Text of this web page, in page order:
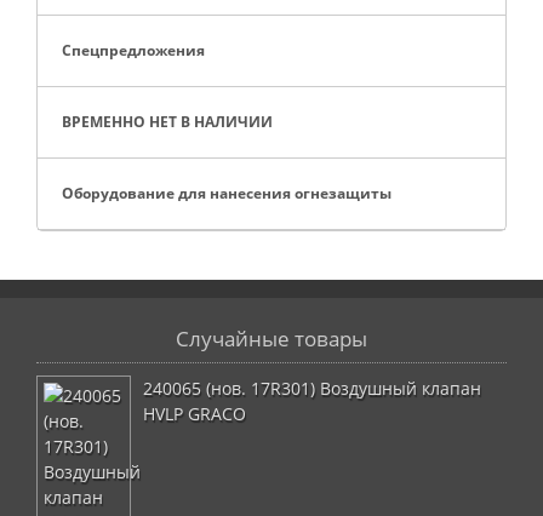
Спецпредложения
ВРЕМЕННО НЕТ В НАЛИЧИИ
Оборудование для нанесения огнезащиты
Случайные товары
240065 (нов. 17R301) Воздушный клапан
HVLP GRACO